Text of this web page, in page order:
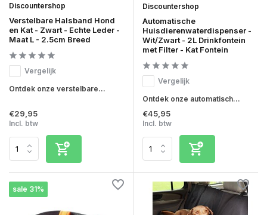
Discountershop
Verstelbare Halsband Hond
en Kat - Zwart - Echte Leder -
Maat L - 2.5cm Breed
Vergelijk
Ontdek onze verstelbare...
€29,95
Incl. btw
Discountershop
Automatische
Huisdierenwaterdispenser -
Wit/Zwart - 2L Drinkfontein
met Filter - Kat Fontein
Vergelijk
Ontdek onze automatisch...
€45,95
Incl. btw
sale 31%